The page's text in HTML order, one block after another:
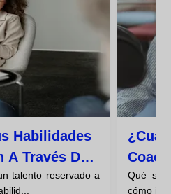
Habilidades
A Través Del
talento reservado a
Fases
Qué
cómo